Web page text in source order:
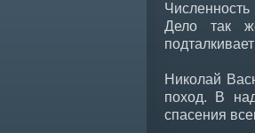
Дело так
Николай
поход. В
спасения